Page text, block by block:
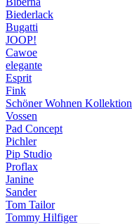
Biederlack
Bugatti
JOOP!
Cawoe
elegante
Esprit
Fink
Schöner Wohnen Kollektion
Vossen
Pad Concept
Pichler
Pip Studio
Proflax
Janine
Sander
Tom Tailor
Tommy Hilfiger